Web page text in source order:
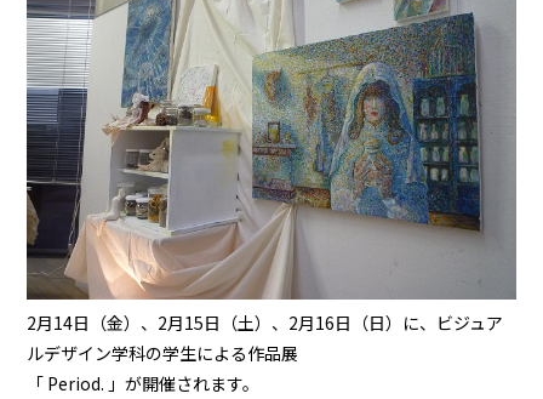
2月14日（金）、2月15日（土）、2月16日（日）に、ビジュア
ルデザイン学科の学生による作品展
「 Period. 」が開催されます。